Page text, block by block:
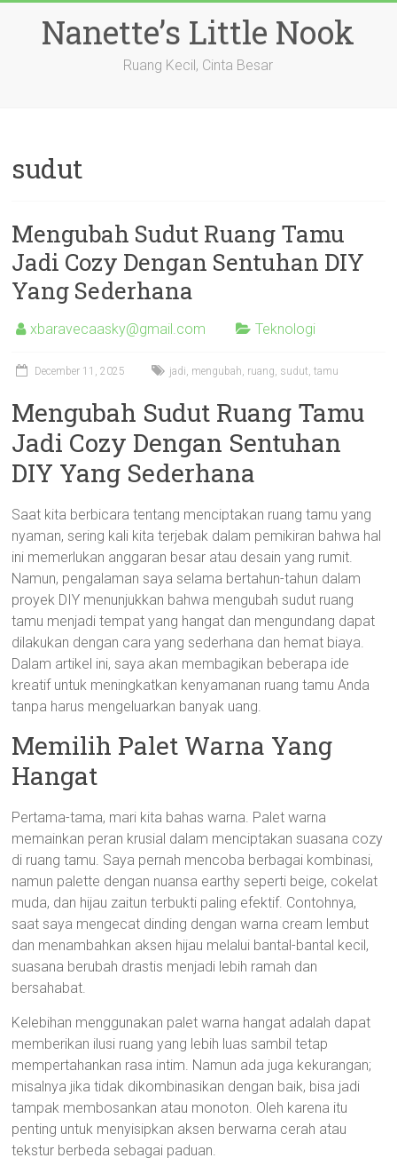
contentNanette’s Little Nook
Ruang Kecil, Cinta Besar
sudut
Mengubah Sudut Ruang Tamu
Jadi Cozy Dengan Sentuhan DIY
Yang Sederhana
xbaravecaasky@gmail.com Teknologi
December 11, 2025 jadi, mengubah, ruang, sudut,tamu
Mengubah Sudut Ruang Tamu
Jadi Cozy Dengan Sentuhan
DIY Yang Sederhana
Saat kita berbicara tentang menciptakan ruang tamu yang
nyaman, sering kali kita terjebak dalam pemikiran bahwa hal
ini memerlukan anggaran besar atau desain yang rumit.
Namun, pengalaman saya selama bertahun-tahun dalam
proyek DIY menunjukkan bahwa mengubah sudut ruang
tamu menjadi tempat yang hangat dan mengundang dapat
dilakukan dengan cara yang sederhana dan hemat biaya.
Dalam artikel ini, saya akan membagikan beberapa ide
kreatif untuk meningkatkan kenyamanan ruang tamu Anda
tanpa harus mengeluarkan banyak uang.
Memilih Palet Warna Yang
Hangat
Pertama-tama, mari kita bahas warna. Palet warna
memainkan peran krusial dalam menciptakan suasana cozy
di ruang tamu. Saya pernah mencoba berbagai kombinasi,
namun palette dengan nuansa earthy seperti beige, cokelat
muda, dan hijau zaitun terbukti paling efektif. Contohnya,
saat saya mengecat dinding dengan warna cream lembut
dan menambahkan aksen hijau melalui bantal-bantal kecil,
suasana berubah drastis menjadi lebih ramah dan
bersahabat.
Kelebihan menggunakan palet warna hangat adalah dapat
memberikan ilusi ruang yang lebih luas sambil tetap
mempertahankan rasa intim. Namun ada juga kekurangan;
misalnya jika tidak dikombinasikan dengan baik, bisa jadi
tampak membosankan atau monoton. Oleh karena itu
penting untuk menyisipkan aksen berwarna cerah atau
tekstur berbeda sebagai paduan.